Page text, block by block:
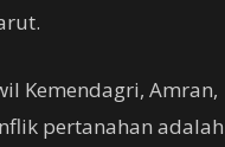
Kemendagri, Amran,
pertanahan adalah